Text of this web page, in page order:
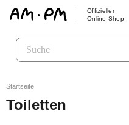
Offizieller
Online-Shop
Startseite
Toiletten